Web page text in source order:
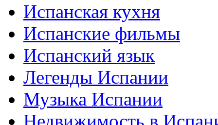
Испанская кухня
Испанские фильмы
Испанский язык
Легенды Испании
Музыка Испании
Недвижимость в